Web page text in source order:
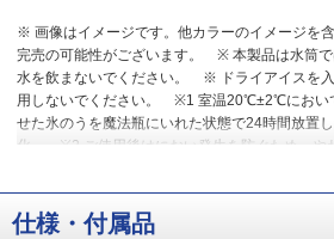
※ 画像はイメージです。他カラーのイメージを
完売の可能性がございます。
※ 本製品は水筒
水を飲まないでください。
※ ドライアイスを
用しないでください。
※1 室温20℃±2℃におい
せた氷のうを魔法瓶にいれた状態で24時間放置
化。
※2 ご使用後はにおい発生を防ぐため、や
仕様・付属品